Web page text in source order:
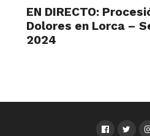
EN DIRECTO:
Dolores en Lorca –
2024